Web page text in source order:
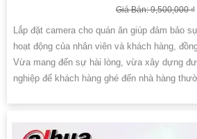
Giá Bán: 9,500,000 ₫
Lắp đặt camera cho quán ăn giúp đảm bảo
hoạt động của nhân viên và khách hàng,
Vừa mang đến sự hài lòng, vừa xây dựng
nghiệp để khách hàng ghé đến nhà hàng